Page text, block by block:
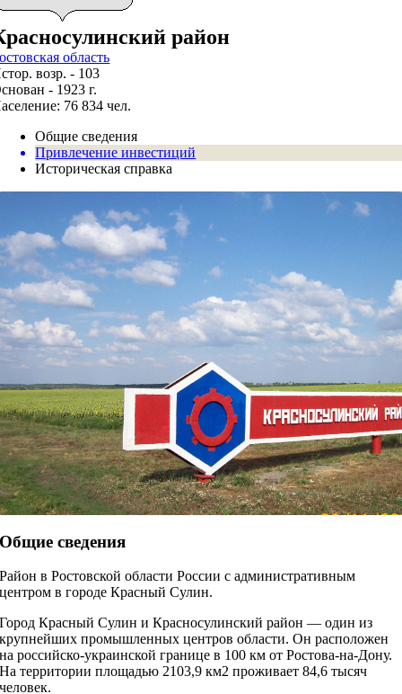
район
область
возр. - 103
- 1923 г.
76 834 чел.
Общие сведения
Привлечение инвестиций
Историческая справка
Общие сведения
Район в Ростовской области России с административным
центром в городе Красный Сулин.
Город Красный Сулин и Красносулинский район — один из
крупнейших промышленных центров области. Он расположен
на российско-украинской границе в 100 км от Ростова-на-Дону.
На территории площадью 2103,9 км2 проживает 84,6 тысяч
человек.